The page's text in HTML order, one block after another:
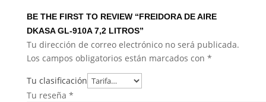
BE THE FIRST TO REVIEW “FREIDORA DE AIRE
DKASA GL-910A 7,2 LITROS”
Tu dirección de correo electrónico no será publicada.
Los campos obligatorios están marcados con *
Tu clasificación
Tu reseña *